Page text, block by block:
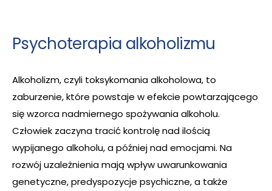
Psychoterapia alkoholizmu
Alkoholizm, czyli toksykomania alkoholowa, to
zaburzenie, które powstaje w efekcie powtarzającego
się wzorca nadmiernego spożywania alkoholu.
Człowiek zaczyna tracić kontrolę nad ilością
wypijanego alkoholu, a później nad emocjami. Na
rozwój uzależnienia mają wpływ uwarunkowania
genetyczne, predyspozycje psychiczne, a także